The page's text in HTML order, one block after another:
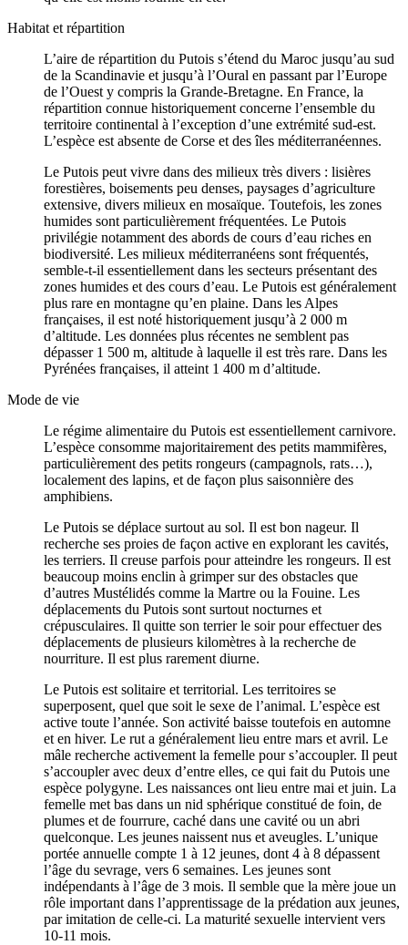
Habitat et répartition
L’aire de répartition du Putois s’étend du Maroc jusqu’au sud
de la Scandinavie et jusqu’à l’Oural en passant par l’Europe
de l’Ouest y compris la Grande-Bretagne. En France, la
répartition connue historiquement concerne l’ensemble du
territoire continental à l’exception d’une extrémité sud-est.
L’espèce est absente de Corse et des îles méditerranéennes.
Le Putois peut vivre dans des milieux très divers : lisières
forestières, boisements peu denses, paysages d’agriculture
extensive, divers milieux en mosaïque. Toutefois, les zones
humides sont particulièrement fréquentées. Le Putois
privilégie notamment des abords de cours d’eau riches en
biodiversité. Les milieux méditerranéens sont fréquentés,
semble-t-il essentiellement dans les secteurs présentant des
zones humides et des cours d’eau. Le Putois est généralement
plus rare en montagne qu’en plaine. Dans les Alpes
françaises, il est noté historiquement jusqu’à 2 000 m
d’altitude. Les données plus récentes ne semblent pas
dépasser 1 500 m, altitude à laquelle il est très rare. Dans les
Pyrénées françaises, il atteint 1 400 m d’altitude.
Mode de vie
Le régime alimentaire du Putois est essentiellement carnivore.
L’espèce consomme majoritairement des petits mammifères,
particulièrement des petits rongeurs (campagnols, rats…),
localement des lapins, et de façon plus saisonnière des
amphibiens.
Le Putois se déplace surtout au sol. Il est bon nageur. Il
recherche ses proies de façon active en explorant les cavités,
les terriers. Il creuse parfois pour atteindre les rongeurs. Il est
beaucoup moins enclin à grimper sur des obstacles que
d’autres Mustélidés comme la Martre ou la Fouine. Les
déplacements du Putois sont surtout nocturnes et
crépusculaires. Il quitte son terrier le soir pour effectuer des
déplacements de plusieurs kilomètres à la recherche de
nourriture. Il est plus rarement diurne.
Le Putois est solitaire et territorial. Les territoires se
superposent, quel que soit le sexe de l’animal. L’espèce est
active toute l’année. Son activité baisse toutefois en automne
et en hiver. Le rut a généralement lieu entre mars et avril. Le
mâle recherche activement la femelle pour s’accoupler. Il peut
s’accoupler avec deux d’entre elles, ce qui fait du Putois une
espèce polygyne. Les naissances ont lieu entre mai et juin. La
femelle met bas dans un nid sphérique constitué de foin, de
plumes et de fourrure, caché dans une cavité ou un abri
quelconque. Les jeunes naissent nus et aveugles. L’unique
portée annuelle compte 1 à 12 jeunes, dont 4 à 8 dépassent
l’âge du sevrage, vers 6 semaines. Les jeunes sont
indépendants à l’âge de 3 mois. Il semble que la mère joue un
rôle important dans l’apprentissage de la prédation aux jeunes,
par imitation de celle-ci. La maturité sexuelle intervient vers
10-11 mois.